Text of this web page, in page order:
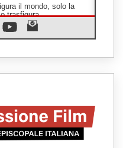
il mondo, solo la
trasfigura
giorni intensi tra
voce alle religiose
invisibili di una crisi
al limite della